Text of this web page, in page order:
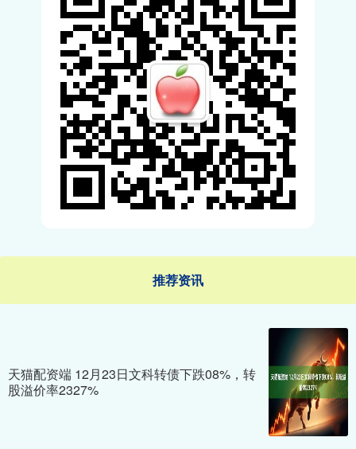
推荐资讯
天猫配资端 12月23日文科转债下跌08%，转
股溢价率2327%